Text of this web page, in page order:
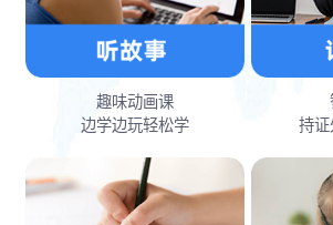
趣味动画课
边学边玩轻松学
持证